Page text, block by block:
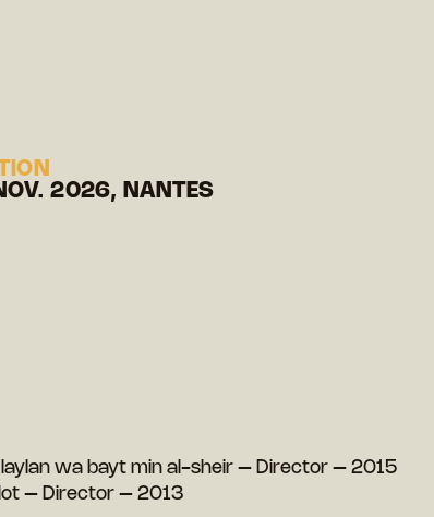
2026, NANTES
laylan wa bayt min al-sheir – Director – 2015
– Director – 2013